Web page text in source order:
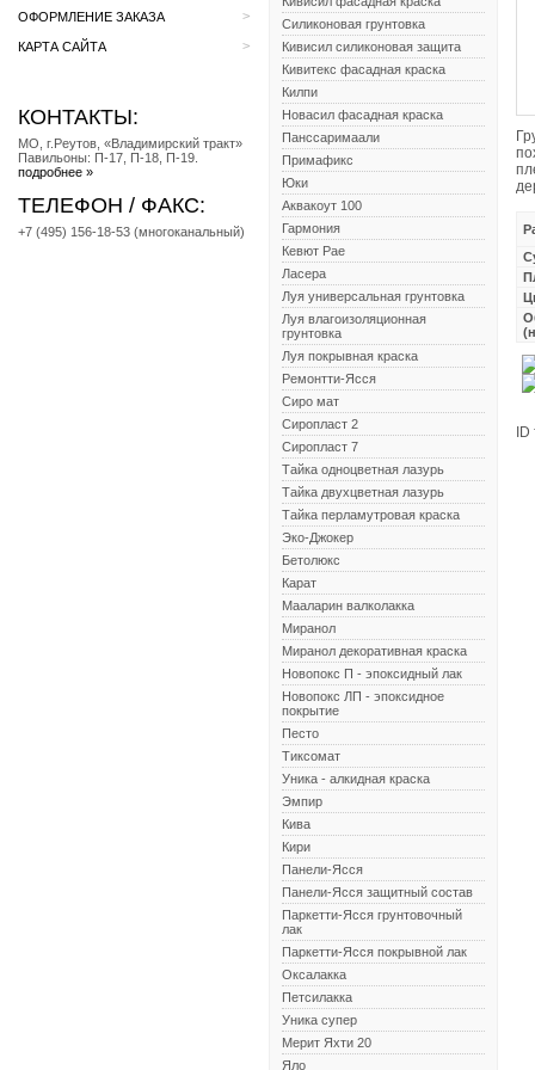
ОФОРМЛЕНИЕ ЗАКАЗА >
КАРТА САЙТА >
КОНТАКТЫ:
МО, г.Реутов, «Владимирский тракт»
Павильоны: П-17, П-18, П-19.
подробнее »
ТЕЛЕФОН / ФАКС:
+7 (495) 156-18-53 (многоканальный)
Силиконовая грунтовка
Кивисил силиконовая защита
Кивитекс фасадная краска
Килпи
Новасил фасадная краска
Панссаримаали
Примафикс
Юки
Аквакоут 100
Гармония
Кевют Рае
Ласера
Луя универсальная грунтовка
Луя влагоизоляционная
грунтовка
Луя покрывная краска
Ремонтти-Ясся
Сиро мат
Сиропласт 2
Сиропласт 7
Тайка одноцветная лазурь
Тайка двухцветная лазурь
Тайка перламутровая краска
Эко-Джокер
Бетолюкс
Карат
Мааларин валколакка
Миранол
Миранол декоративная краска
Новопокс П - эпоксидный лак
Новопокс ЛП - эпоксидное
покрытие
Песто
Тиксомат
Уника - алкидная краска
Эмпир
Кива
Кири
Панели-Ясся
Панели-Ясся защитный состав
Паркетти-Ясся грунтовочный
лак
Паркетти-Ясся покрывной лак
Оксалакка
Петсилакка
Уника супер
Мерит Яхти 20
Яло